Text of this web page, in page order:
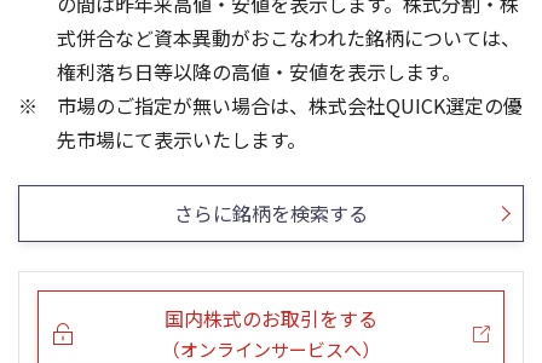
25/12
25/10
25/08
25/06
25/04
2
24/01
23/01
22/01
21/01
式併合など資本異動がおこなわれた銘柄については、
権利落ち日等以降の高値・安値を表示します。
市場のご指定が無い場合は、株式会社QUICK選定の優
先市場にて表示いたします。
さらに銘柄を検索する
国内株式のお取引をする
（オンラインサービスへ）